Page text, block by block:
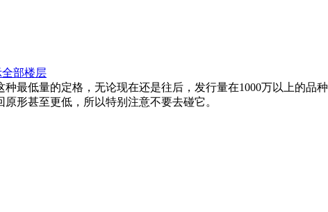
全部楼层
种最低量的定格，无论现在还是往后，发行量在1000万以上的品种
形甚至更低，所以特别注意不要去碰它。